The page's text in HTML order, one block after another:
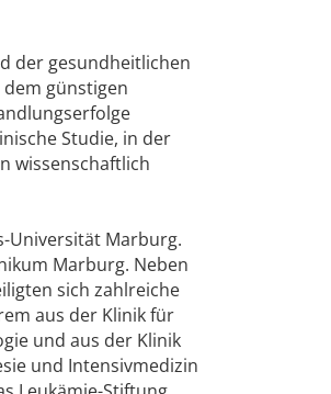
der gesundheitlichen
günstigen
Studie, in der
wissenschaftlich
Universität Marburg.
Marburg. Neben
sich zahlreiche
aus der Klinik für
und aus der Klinik
und Intensivmedizin